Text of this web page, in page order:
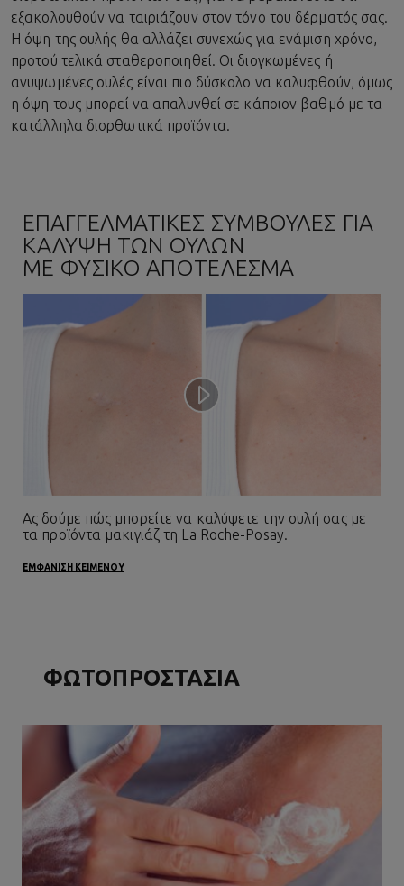
εξακολουθούν να ταιριάζουν στον τόνο του δέρματός σας.
Η όψη της ουλής θα αλλάζει συνεχώς για ενάμιση χρόνο,
προτού τελικά σταθεροποιηθεί. Οι διογκωμένες ή
ανυψωμένες ουλές είναι πιο δύσκολο να καλυφθούν, όμως
η όψη τους μπορεί να απαλυνθεί σε κάποιον βαθμό με τα
κατάλληλα διορθωτικά προϊόντα.
ΕΠΑΓΓΕΛΜΑΤΙΚΕΣ ΣΥΜΒΟΥΛΕΣ ΓΙΑ
ΚΑΛΥΨΗ ΤΩΝ ΟΥΛΩΝ
ΜΕ ΦΥΣΙΚΟ ΑΠΟΤΕΛΕΣΜΑ
Play video
Ας δούμε πώς μπορείτε να καλύψετε την ουλή σας με
τα προϊόντα μακιγιάζ τη La Roche-Posay.
ΕΜΦΑΝΙΣΗ ΚΕΙΜΕΝΟΥ
ΦΩΤΟΠΡΟΣΤΑΣΙΑ